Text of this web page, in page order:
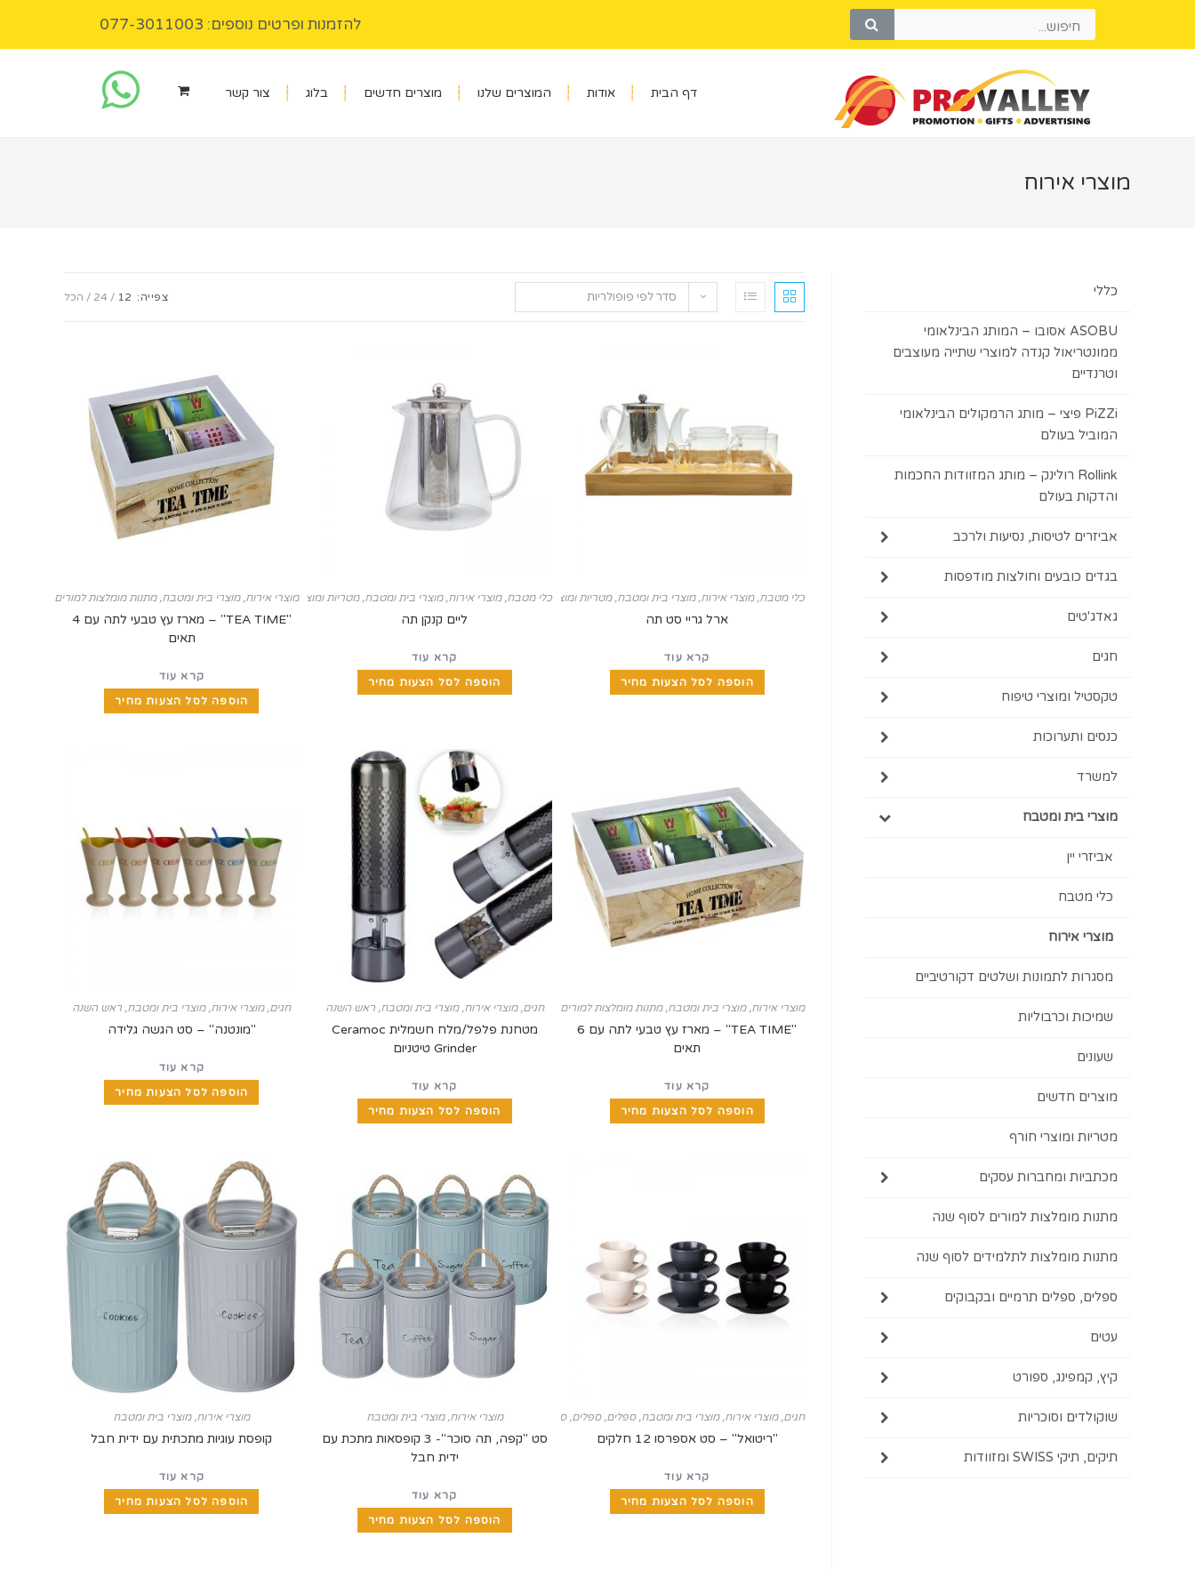
להזמנות ופרטים נוספים: 077-3011003
דף הבית אודות המוצרים שלנו מוצרים חדשים בלוג צור קשר
מוצרי אירוח
סדר לפי פופולריות צפייה: 12
24 הכל
כלי מטבח,מוצרי אירוח,מוצרי בית ומטבח,מטריות ומוצרי חורף,ראש השנה
ארל גריי סט תה
קרא עוד
הוספה לסל הצעות מחיר
כלי מטבח,מוצרי אירוח,מוצרי בית ומטבח,מטריות ומוצרי חורף
ליים קנקן תה
קרא עוד
הוספה לסל הצעות מחיר
מוצרי אירוח,מוצרי בית ומטבח,מתנות מומלצות למורים לסוף שנה
"TEA TIME" – מארז עץ טבעי לתה עם 4
תאים
קרא עוד
הוספה לסל הצעות מחיר
מוצרי אירוח ,מוצרי בית ומטבח ,מתנות מומלצות למורים לסוף שנה
"TEA TIME" – מארז עץ טבעי לתה עם 6
תאים
קרא עוד
הוספה לסל הצעות מחיר
חגים ,מוצרי אירוח ,מוצרי בית ומטבח ,ראש השנה
מטחנת פלפל/מלח חשמלית Ceramoc
Grinder טיטניום
קרא עוד
הוספה לסל הצעות מחיר
חגים ,מוצרי אירוח ,מוצרי בית ומטבח ראש השנה
"מונטנה" – סט הגשה גלידה
קרא עוד
הוספה לסל הצעות מחיר
חגים,מוצרי אירוח,מוצרי בית ומטבח,ספלים,ספלים, ספלים תרמיים ובקבוקים,ראש השנה
"ריטואל" – סט אספרסו 12 חלקים
קרא עוד
הוספה לסל הצעות מחיר
מוצרי אירוח,מוצרי בית ומטבח
סט "קפה, תה סוכר"- 3 קופסאות מתכת עם
ידית חבל
קרא עוד
הוספה לסל הצעות מחיר
מוצרי אירוח,מוצרי בית ומטבח
קופסת עוגיות מתכתית עם ידית חבל
קרא עוד
הוספה לסל הצעות מחיר
כללי
ASOBU אסובו – המותג הבינלאומי
ממונטריאול קנדה למוצרי שתייה מעוצבים
וטרנדיים
PiZZi פיצי – מותג הרמקולים הבינלאומי
המוביל בעולם
Rollink רולינק – מותג המזוודות החכמות
והדקות בעולם
אביזרים לטיסות, נסיעות ולרכב
בגדים כובעים וחולצות מודפסות
גאדג'טים
חגים
טקסטיל ומוצרי טיפוח
כנסים ותערוכות
למשרד
מוצרי בית ומטבח
אביזרי יין
כלי מטבח
מוצרי אירוח
מסגרות לתמונות ושלטים דקורטיביים
שמיכות וכרבוליות
שעונים
מוצרים חדשים
מטריות ומוצרי חורף
מכתביות ומחברות עסקים
מתנות מומלצות למורים לסוף שנה
מתנות מומלצות לתלמידים לסוף שנה
ספלים, ספלים תרמיים ובקבוקים
עטים
קיץ, קמפינג, ספורט
שוקולדים וסוכריות
תיקים, תיקי SWISS ומזוודות